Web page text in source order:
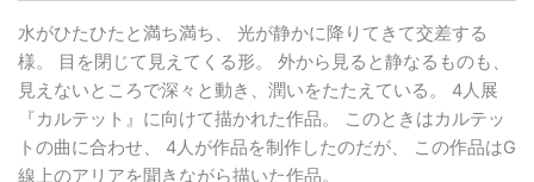
水がひたひたと満ち満ち、 光が静かに降りてきて交差する
様。 目を閉じて見えてくる形。 外から見ると静なるものも、
見えないところで深々と動き、潤いをたたえている。 4人展
『カルテット』に向けて描かれた作品。 このときはカルテッ
トの曲に合わせ、 4人が作品を制作したのだが、 この作品はG
線上のアリアを聞きながら描いた作品。